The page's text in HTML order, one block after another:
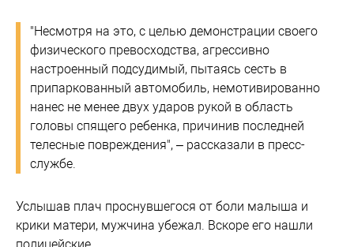
"Несмотря на это, с целью демонстрации своего
физического превосходства, агрессивно
настроенный подсудимый, пытаясь сесть в
припаркованный автомобиль, немотивированно
нанес не менее двух ударов рукой в область
головы спящего ребенка, причинив последней
телесные повреждения", – рассказали в пресс-
службе.
Услышав плач проснувшегося от боли малыша и
крики матери, мужчина убежал. Вскоре его нашли
полицейские.